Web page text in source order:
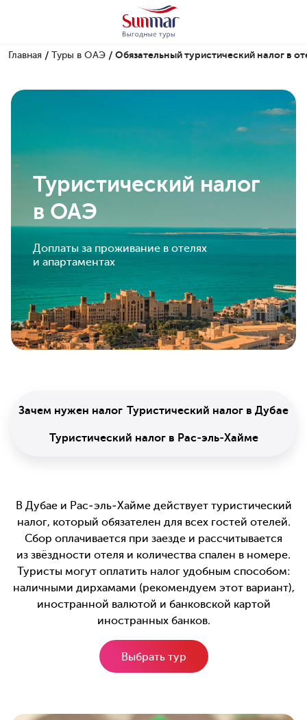
Главная / Туры в ОАЭ / Обязательный туристический налог в
Туристический налог
в ОАЭ
Доплаты за проживание в отелях
и апартаментах
Зачем нужен налог Туристический налог в Дубае
Туристический налог в Рас-эль-Хайме
В Дубае и Рас-эль-Хайме действует туристический
налог, который обязателен для всех гостей отелей.
Сбор оплачивается при заезде и рассчитывается
из звёздности отеля и количества спален в номере.
Туристы могут оплатить налог удобным способом:
наличными дирхамами (рекомендуем этот вариант),
иностранной валютой и банковской картой
иностранных банков.
Выбрать тур